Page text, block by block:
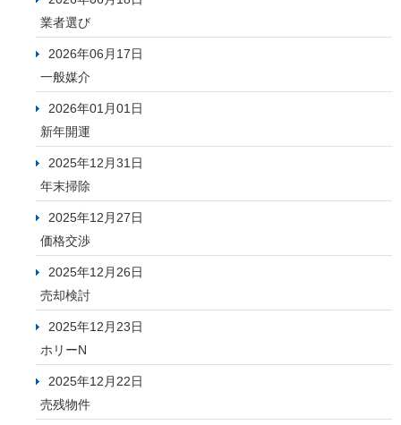
業者選び
2026年06月17日
一般媒介
2026年01月01日
新年開運
2025年12月31日
年末掃除
2025年12月27日
価格交渉
2025年12月26日
売却検討
2025年12月23日
ホリーN
2025年12月22日
売残物件